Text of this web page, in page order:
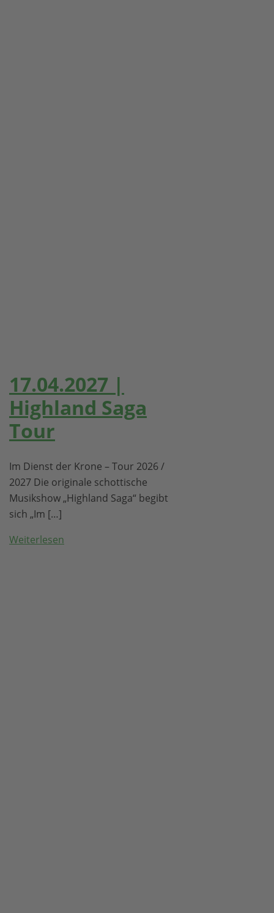
17.04.2027 |
Highland Saga
Tour
Im Dienst der Krone – Tour 2026 /
2027 Die originale schottische
Musikshow „Highland Saga“ begibt
sich „Im […]
Weiterlesen